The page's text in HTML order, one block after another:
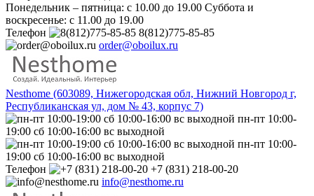
Понедельник – пятница: с 10.00 до 19.00 Суббота и
воскресенье: с 11.00 до 19.00
Телефон
8(812)775-85-85
order@oboilux.ru
Nesthome (603089, Нижегородская обл, Нижний Новгород г,
Республиканская ул, дом № 43, корпус 7)
пн-пт 10:00-
19:00 сб 10:00-16:00 вс выходной
пн-пт 10:00-
19:00 сб 10:00-16:00 вс выходной
Телефон
+7 (831) 218-00-20
info@nesthome.ru